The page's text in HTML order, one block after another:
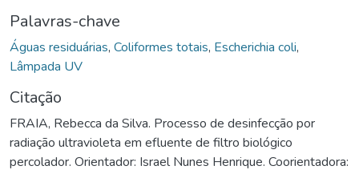
Palavras-chave
Águas residuárias, Coliformes totais, Escherichia coli,
Lâmpada UV
Citação
FRAIA, Rebecca da Silva. Processo de desinfecção por
radiação ultravioleta em efluente de filtro biológico
percolador. Orientador: Israel Nunes Henrique. Coorientadora: